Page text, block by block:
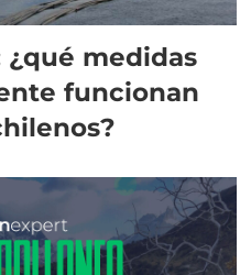
medidas
funcionan